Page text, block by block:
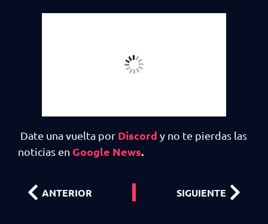
Date una vuelta por Discord y no te pierdas las
noticias en Google News.
ANTERIOR SIGUIENTE